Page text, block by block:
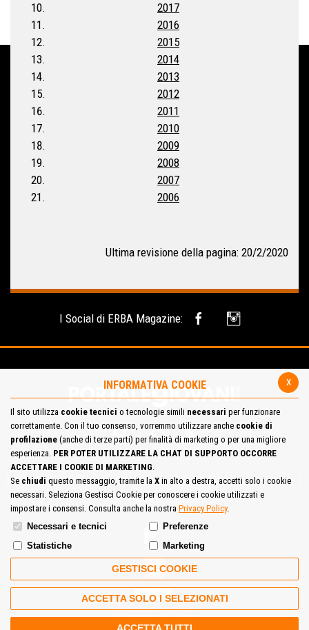
2017
2016
2015
2014
2013
2012
2011
2010
2009
2008
2007
2006
Ultima revisione della pagina: 20/2/2020
I Social di ERBA Magazine:
Mappa del Sito Privacy Policy Cookie Policy
Contatta la redazione
Cosa pensi del portale
Comune di Prato
x
INFORMATIVA COOKIE
Il sito utilizza cookie tecnici o tecnologie simili necessari per funzionare
correttamente. Con il tuo consenso, vorremmo utilizzare anche cookie di
profilazione (anche di terze parti) per finalità di marketing o per una migliore
esperienza. PER POTER UTILIZZARE LA CHAT DI SUPPORTO OCCORRE
ACCETTARE I COOKIE DI MARKETING.
Se chiudi questo messaggio, tramite la X in alto a destra, accetti solo i cookie
necessari. Seleziona Gestisci Cookie per conoscere i cookie utilizzati e
impostare i consensi. Consulta anche la nostra Privacy Policy.
Necessari e tecnici
Preferenze
Statistiche
Marketing
GESTISCI COOKIE
ACCETTA SOLO I SELEZIONATI